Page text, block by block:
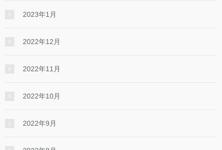
2023年1月
2022年12月
2022年11月
2022年10月
2022年9月